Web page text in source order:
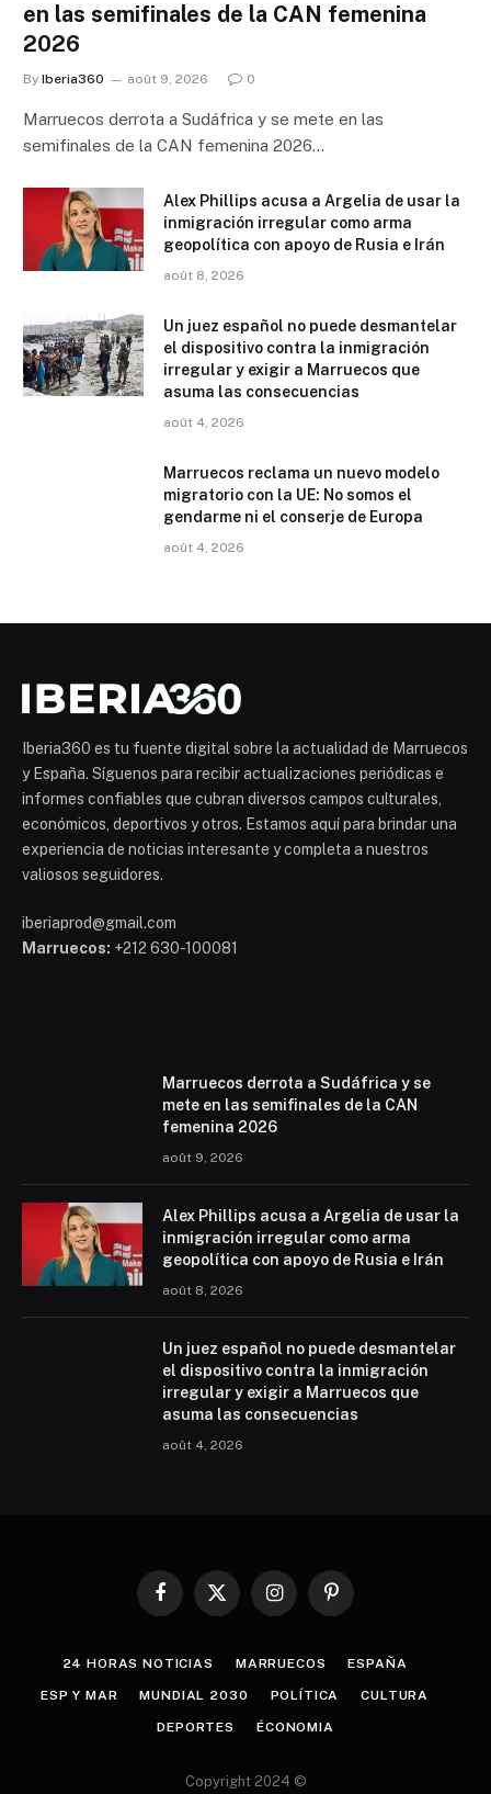
en las semifinales de la CAN femenina
2026
By Iberia360 août 9, 2026 0
Marruecos derrota a Sudáfrica y se mete en las
semifinales de la CAN femenina 2026…
Alex Phillips acusa a Argelia de usar la
inmigración irregular como arma
geopolítica con apoyo de Rusia e Irán
août 8, 2026
Un juez español no puede desmantelar
el dispositivo contra la inmigración
irregular y exigir a Marruecos que
asuma las consecuencias
août 4, 2026
Marruecos reclama un nuevo modelo
migratorio con la UE: No somos el
gendarme ni el conserje de Europa
août 4, 2026
Iberia360 es tu fuente digital sobre la actualidad de Marruecos
y España. Síguenos para recibir actualizaciones periódicas e
informes confiables que cubran diversos campos culturales,
económicos, deportivos y otros. Estamos aquí para brindar una
experiencia de noticias interesante y completa a nuestros
valiosos seguidores.
iberiaprod@gmail.com
Marruecos: +212 630-100081
Marruecos derrota a Sudáfrica y se
mete en las semifinales de la CAN
femenina 2026
août 9, 2026
Alex Phillips acusa a Argelia de usar la
inmigración irregular como arma
geopolítica con apoyo de Rusia e Irán
août 8, 2026
Un juez español no puede desmantelar
el dispositivo contra la inmigración
irregular y exigir a Marruecos que
asuma las consecuencias
août 4, 2026
Facebook
X
InstagramPinterest
24 HORAS NOTICIAS MARRUECOS ESPAÑA
ESP Y MAR MUNDIAL 2030 POLÍTICA CULTURA
DEPORTES ÉCONOMIA
Copyright 2024 ©